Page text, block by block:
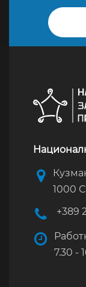
1000
+389
7.30 -